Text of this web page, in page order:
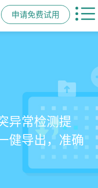
申请免费试用
易
管理系
45%
异常检测提
健导出，准确
，老师带课量
清晰可查免扯
员、家长，沟
心铸口碑促续